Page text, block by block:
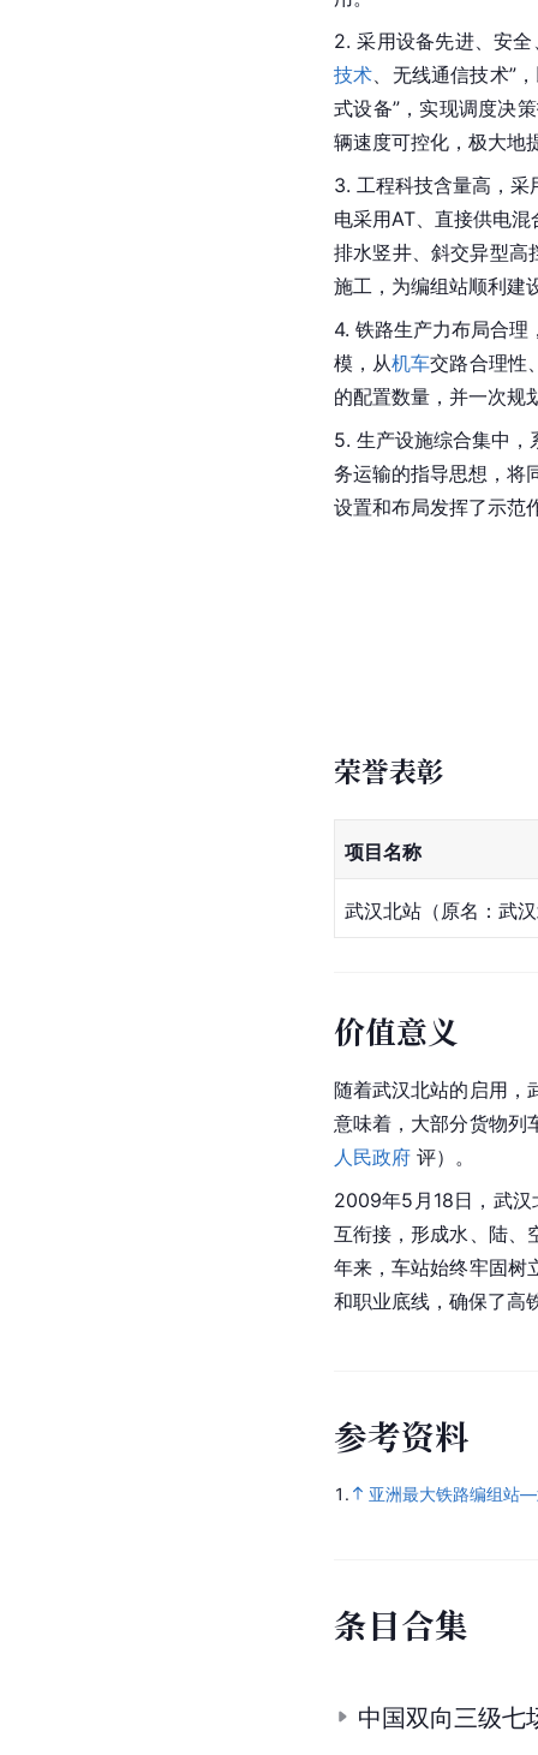
2. 采用设备先进、安
技术、无线通信技术”
式设备”，实现调度决
辆速度可控化，极大地
3. 工程科技含量高，
电采用AT、直接供电
排水竖井、斜交异型高
施工，为编组站顺利建
4. 铁路生产力布局合理
模，从机车交路合理性
的配置数量，并一次规
5. 生产设施综合集中，
务运输的指导思想，将
设置和布局发挥了示范
荣誉表彰
项目名称
武汉北站（原名：武
价值意义
随着武汉北站的启用，
意味着，大部分货物列
人民政府 评）。
2009年5月18日，武汉
互衔接，形成水、陆、
年来，车站始终牢固树
和职业底线，确保了高
参考资料
1. 亚洲最大铁路编组站
条目合集
中国双向三级七